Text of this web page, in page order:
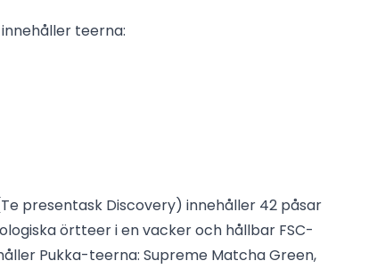
teerna:
presentask Discovery) innehåller 42 påsar
örtteer i en vacker och hållbar FSC-
Pukka-teerna: Supreme Matcha Green,